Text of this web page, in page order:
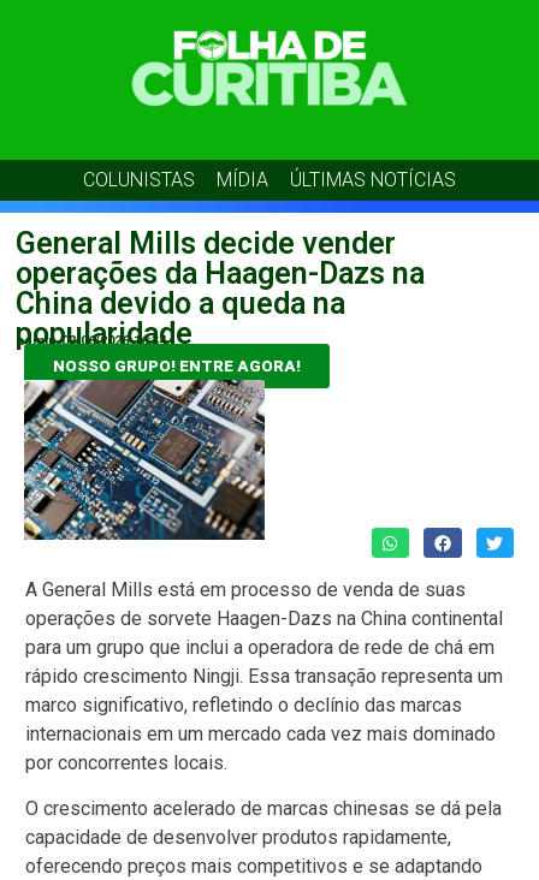
COLUNISTAS MÍDIA ÚLTIMAS NOTÍCIAS
General Mills decide vender
operações da Haagen-Dazs na
China devido a queda na
popularidade
admin 02/06/2026 16:34
NOSSO GRUPO! ENTRE AGORA!
A General Mills está em processo de venda de suas
operações de sorvete Haagen-Dazs na China continental
para um grupo que inclui a operadora de rede de chá em
rápido crescimento Ningji. Essa transação representa um
marco significativo, refletindo o declínio das marcas
internacionais em um mercado cada vez mais dominado
por concorrentes locais.
O crescimento acelerado de marcas chinesas se dá pela
capacidade de desenvolver produtos rapidamente,
oferecendo preços mais competitivos e se adaptando